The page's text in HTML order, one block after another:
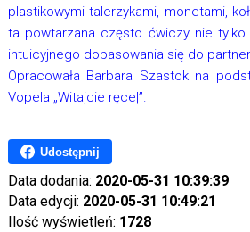
plastikowymi talerzykami, monetami,
ta powtarzana często ćwiczy nie
intuicyjnego dopasowania się do
Opracowała Barbara Szastok na
Vopela „Witajcie ręce|”.
Udostępnij
Data dodania: 2020-05-31 10:39:39
Data edycji: 2020-05-31 10:49:21
Ilość wyświetleń: 1728